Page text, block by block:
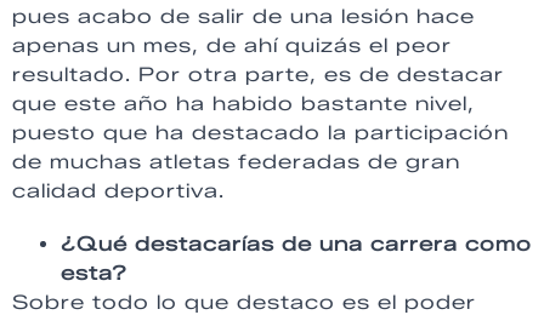
pues acabo de salir de una lesión hace
apenas un mes, de ahí quizás el peor
resultado. Por otra parte, es de destacar
que este año ha habido bastante nivel,
puesto que ha destacado la participación
de muchas atletas federadas de gran
calidad deportiva.
¿Qué destacarías de una carrera como
esta?
Sobre todo lo que destaco es el poder